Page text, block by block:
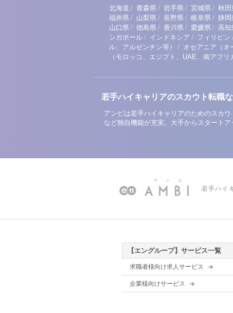
北海道 / 青森県 / 岩手県 / 宮城県 / 秋田
福井県 / 山梨県 / 長野県 / 岐阜県 / 静岡
山口県 / 徳島県 / 香川県 / 愛媛県 / 高知
ンガポール / インドネシア / フィリピン
ル、アルゼンチン等）
/ オセアニア（オ
（モロッコ、エジプト、UAE、南アフリ
若手ハイキャリアのスカウト転職
アンビは若手ハイキャリアのためのスカ
など独自機能が充実。大手からスタート
若手ハイ
【エングループ】サービス一覧
求職者様向け求人サービス
企業様向けサービス